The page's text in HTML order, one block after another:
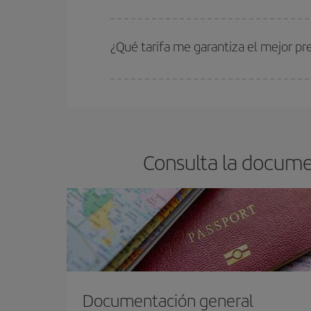
estén disponibles o se vayan agotando. Por eso,
¿Qué tarifa me garantiza el mejor
Consulta la
Documentación general